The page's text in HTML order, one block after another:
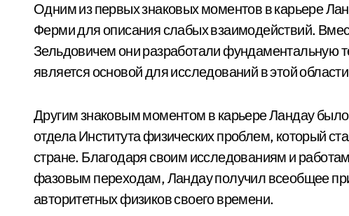
Одним из первых знаковых моментов в карьере
Ферми для описания слабых взаимодействий.
Зельдовичем они разработали фундаментальную
является основой для исследований в этой
Другим знаковым моментом в карьере Ландау было
отдела Института физических проблем, который
стране. Благодаря своим исследованиям и
фазовым переходам, Ландау получил всеобщее
авторитетных физиков своего времени.